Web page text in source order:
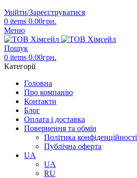
Увійти/Зареєструватися
0 items 0.00грн.
Меню
Пошук
0 items 0.00грн.
Категорії
Головна
Про компанію
Контакти
Блог
Оплата і доставка
Повернення та обмін
Політика конфіденційності
Публічна оферта
UA
UA
RU